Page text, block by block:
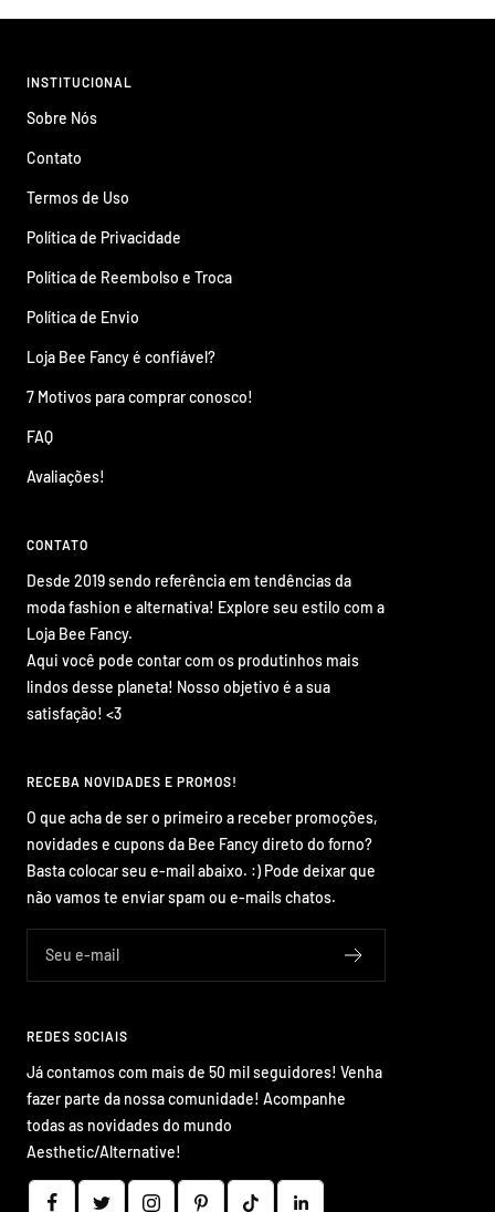
INSTITUCIONAL
Sobre Nós
Contato
Termos de Uso
Política de Privacidade
Política de Reembolso e Troca
Política de Envio
Loja Bee Fancy é confiável?
7 Motivos para comprar conosco!
FAQ
Avaliações!
CONTATO
Desde 2019 sendo referência em tendências da
moda fashion e alternativa! Explore seu estilo com a
Loja Bee Fancy.
Aqui você pode contar com os produtinhos mais
lindos desse planeta! Nosso objetivo é a sua
satisfação! <3
RECEBA NOVIDADES E PROMOS!
O que acha de ser o primeiro a receber promoções,
novidades e cupons da Bee Fancy direto do forno?
Basta colocar seu e-mail abaixo. :) Pode deixar que
não vamos te enviar spam ou e-mails chatos.
Seu e-mail
REDES SOCIAIS
Já contamos com mais de 50 mil seguidores! Venha
fazer parte da nossa comunidade! Acompanhe
todas as novidades do mundo
Aesthetic/Alternative!